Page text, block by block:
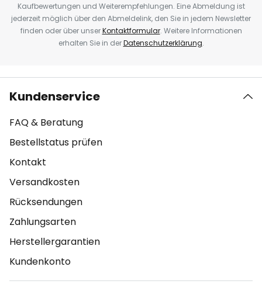
Kaufbewertungen und Weiterempfehlungen. Eine Abmeldung ist
jederzeit möglich über den Abmeldelink, den Sie in jedem Newsletter
finden oder über unserKontaktformular. Weitere Informationen
erhalten Sie in derDatenschutzerklärung.
Kundenservice
FAQ & Beratung
Bestellstatus prüfen
Kontakt
Versandkosten
Rücksendungen
Zahlungsarten
Herstellergarantien
Kundenkonto